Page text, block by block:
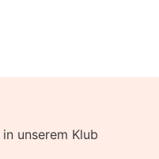
unserem Klub